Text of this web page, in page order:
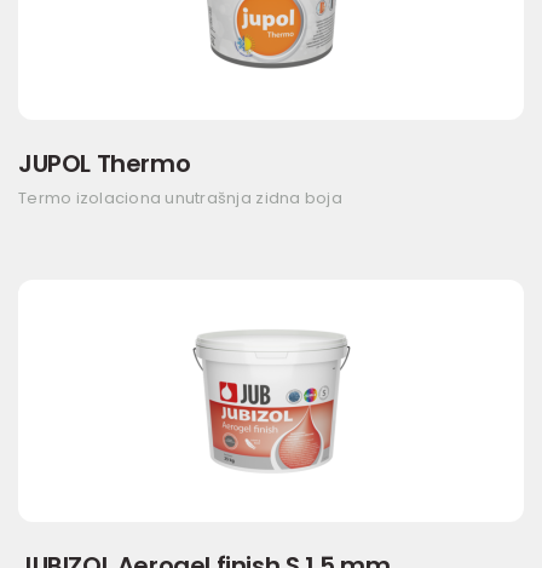
JUPOL Thermo
Termo izolaciona unutrašnja zidna boja